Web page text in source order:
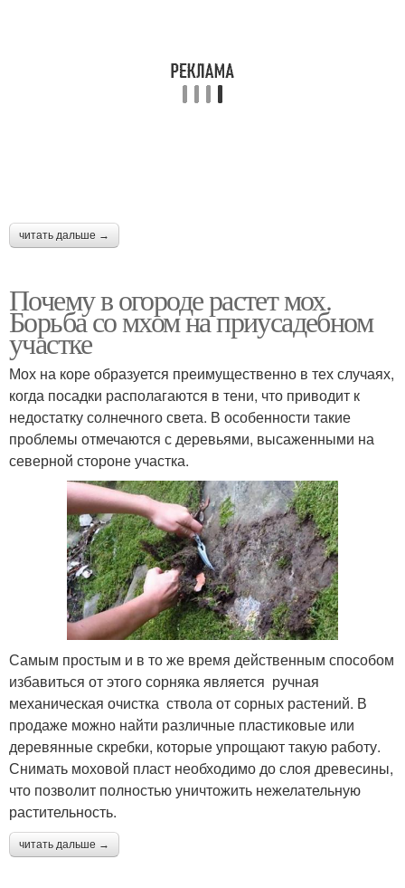
читать дальше →
Почему в огороде растет мох.
Борьба со мхом на приусадебном
участке
Мох на коре образуется преимущественно в тех случаях,
когда посадки располагаются в тени, что приводит к
недостатку солнечного света. В особенности такие
проблемы отмечаются с деревьями, высаженными на
северной стороне участка.
Самым простым и в то же время действенным способом
избавиться от этого сорняка является ручная
механическая очистка ствола от сорных растений. В
продаже можно найти различные пластиковые или
деревянные скребки, которые упрощают такую работу.
Снимать моховой пласт необходимо до слоя древесины,
что позволит полностью уничтожить нежелательную
растительность.
читать дальше →